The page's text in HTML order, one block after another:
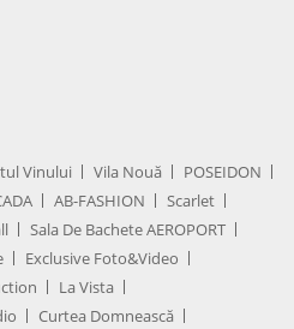
Vinului Vila Nouă
POSEIDON
AB-FASHION
Scarlet
Sala De Bachete AEROPORT
Exclusive Foto&Video
La Vista
Curtea Domnească